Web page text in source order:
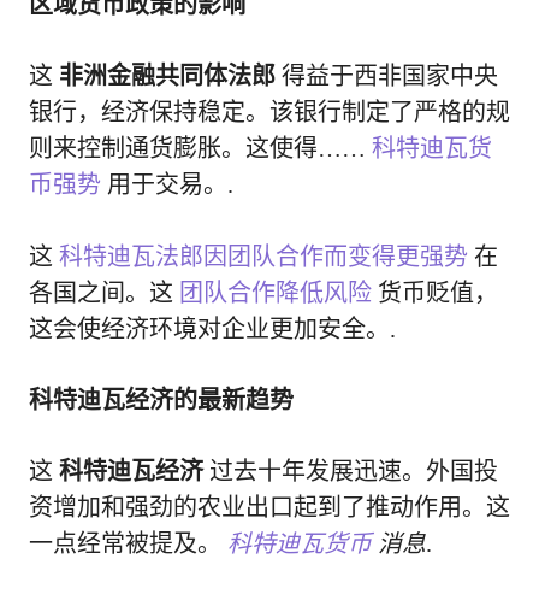
这 非洲金融共同体法郎 得益于西非国家中央
银行，经济保持稳定。该银行制定了严格的规
则来控制通货膨胀。这使得…… 科特迪瓦货
币强势 用于交易。.
这 科特迪瓦法郎因团队合作而变得更强势 在
各国之间。这 团队合作降低风险 货币贬值，
这会使经济环境对企业更加安全。.
科特迪瓦经济的最新趋势
这 科特迪瓦经济过去十年发展迅速。外国投
资增加和强劲的农业出口起到了推动作用。这
一点经常被提及。 科特迪瓦货币消息.